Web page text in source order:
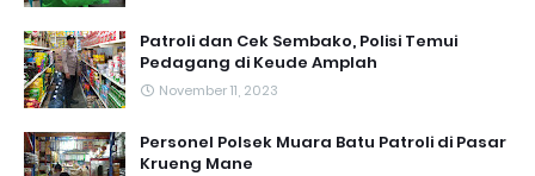
Patroli dan Cek Sembako, Polisi Temui
Pedagang di Keude Amplah
November 11, 2023
Personel Polsek Muara Batu Patroli di Pasar
Krueng Mane